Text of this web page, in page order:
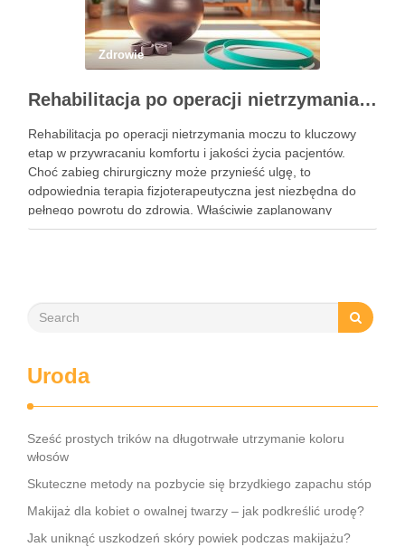
Zdrowie
Rehabilitacja po operacji nietrzymania moczu – kluczowe informacje i ćwiczenia
Rehabilitacja po operacji nietrzymania moczu to kluczowy
etap w przywracaniu komfortu i jakości życia pacjentów.
Choć zabieg chirurgiczny może przynieść ulgę, to
odpowiednia terapia fizjoterapeutyczna jest niezbędna do
pełnego powrotu do zdrowia. Właściwie zaplanowany
program rehabilitacji, obejmujący intensywne ćwiczenia oraz
Uroda
Sześć prostych trików na długotrwałe utrzymanie koloru
włosów
Skuteczne metody na pozbycie się brzydkiego zapachu stóp
Makijaż dla kobiet o owalnej twarzy – jak podkreślić urodę?
Jak uniknąć uszkodzeń skóry powiek podczas makijażu?